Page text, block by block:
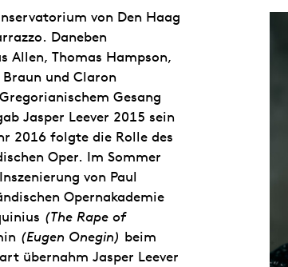
von Den Haag
Daneben
Allen, Thomas Hampson,
und Claron
Gesang
Jasper Leever 2015 sein
2016 folgte die Rolle des
Oper. Im Sommer
von Paul
Opernakademie
(The Rape of
(Eugen Onegin) beim
übernahm Jasper Leever